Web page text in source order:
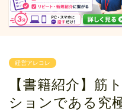
経営アレコレ
【書籍紹介】筋
ションである究